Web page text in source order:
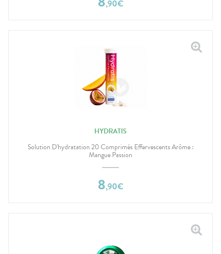
,90€
HYDRATIS
Solution D'hydratation 20 Comprimés Effervescents Arôme :
Mangue Passion
8,90€